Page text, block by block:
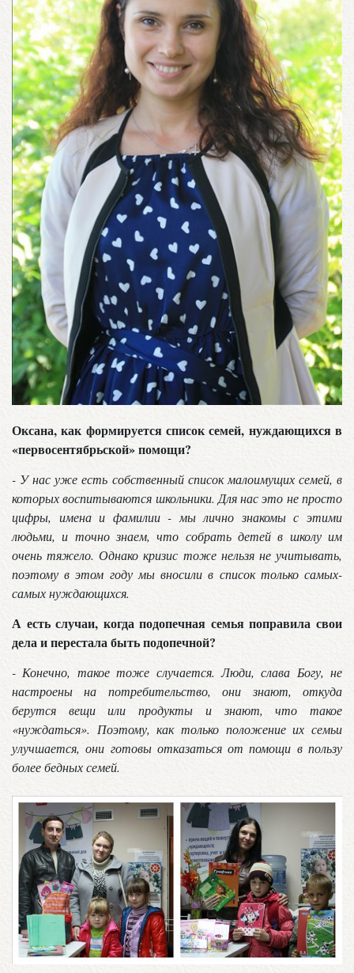
Оксана, как формируется список семей, нуждающихся в
«первосентябрьской» помощи?
- У нас уже есть собственный список малоимущих семей, в
которых воспитываются школьники. Для нас это не просто
цифры, имена и фамилии - мы лично знакомы с этими
людьми, и точно знаем, что собрать детей в школу им
очень тяжело. Однако кризис тоже нельзя не учитывать,
поэтому в этом году мы вносили в список только самых-
самых нуждающихся.
А есть случаи, когда подопечная семья поправила свои
дела и перестала быть подопечной?
- Конечно, такое тоже случается. Люди, слава Богу, не
настроены на потребительство, они знают, откуда
берутся вещи или продукты и знают, что такое
«нуждаться». Поэтому, как только положение их семьи
улучшается, они готовы отказаться от помощи в пользу
более бедных семей.